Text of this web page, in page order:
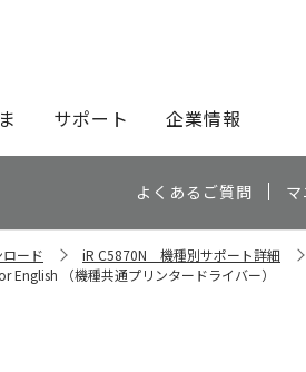
サポート 企業情報
よくあるご質問
ード iR C5870N 機種別サポート詳細
English （機種共通プリンタードライバー）